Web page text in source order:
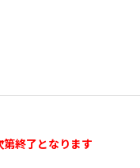
終了となります